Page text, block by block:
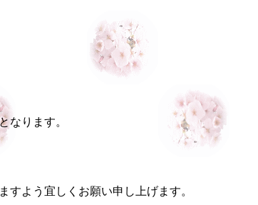
なります。
すよう宜しくお願い申し上げます。